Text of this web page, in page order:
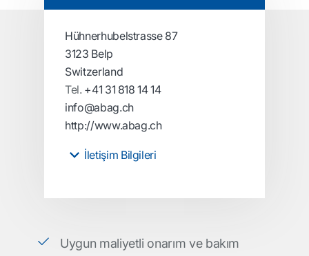
Hühnerhubelstrasse 87
3123 Belp
Switzerland
Tel. +41 31 818 14 14
info@abag.ch
http://www.abag.ch
İletişim Bilgileri
Uygun maliyetli onarım ve bakım